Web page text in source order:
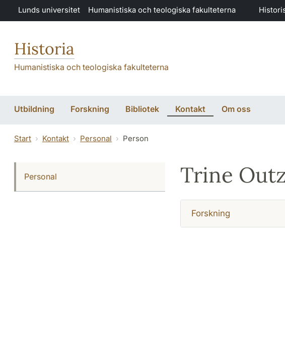
Hoppa till huvudinnehåll
Lunds universitet Humanistiska och teologiska fakulteterna
Historia
Humanistiska och teologiska fakulteterna
Utbildning Forskning Bibliotek Kontakt Om oss
Start Kontakt Personal Person
Personal Trine
Forskning